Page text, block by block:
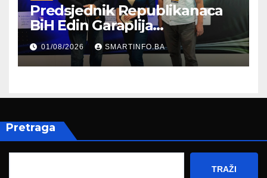
Predsjednik Republikanaca
BiH Edin Garaplija
prisustvovao prezentaciji
Federalnog sajma
zapošljavanja
01/08/2026 SMARTINFO.BA
Pretraga
TRAŽI